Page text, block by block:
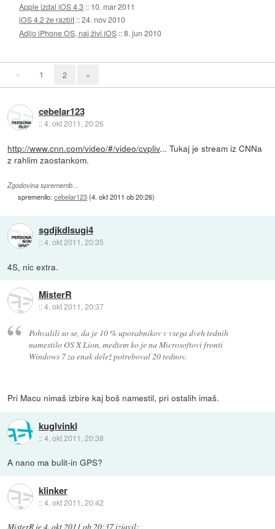
Apple izdal iOS 4.3 :: 10. mar 2011
iOS 4.2 že razbit ::24. nov 2010
Adijo iPhone OS, naj živi iOS ::8. jun 2010
« 1 2 »
cebelar123
::4. okt 2011, 20:26
http://www.cnn.com/video/#/video/cvpliv... Tukaj je stream iz CNNa
z rahlim zaostankom.
Zgodovina sprememb…
spremenilo:cebelar123(4. okt 2011 ob 20:26)
sgdjkdlsugi4
::4. okt 2011, 20:35
4S, nic extra.
MisterR
::4. okt 2011, 20:37
Pohvalili so se, da je 10 % uporabnikov v vsega dveh tednih
namestilo OS X Lion, medtem ko je na Microsoftovi fronti
Windows 7 za enak delež potreboval 20 tednov.
Pri Macu nimaš izbire kaj boš namestil, pri ostalih imaš.
kuglvinkl
::4. okt 2011, 20:38
A nano ma bulit-in GPS?
klinker
::4. okt 2011, 20:42